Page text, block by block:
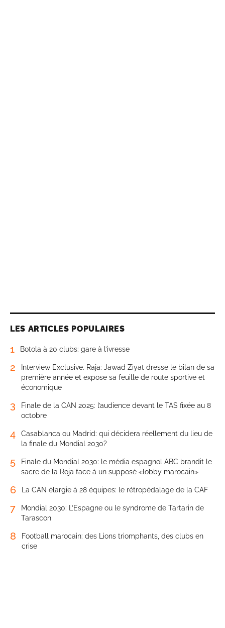
LES ARTICLES POPULAIRES
1 Botola à 20 clubs: gare à l’ivresse
2
Interview Exclusive. Raja: Jawad Ziyat dresse le bilan de sa
première année et expose sa feuille de route sportive et
économique
3
Finale de la CAN 2025: l’audience devant le TAS fixée au 8
octobre
4
Casablanca ou Madrid: qui décidera réellement du lieu de
la finale du Mondial 2030?
5
Finale du Mondial 2030: le média espagnol ABC brandit le
sacre de la Roja face à un supposé «lobby marocain»
6 La CAN élargie à 28 équipes: le rétropédalage de la CAF
7
Mondial 2030: L’Espagne ou le syndrome de Tartarin de
Tarascon
8
Football marocain: des Lions triomphants, des clubs en
crise